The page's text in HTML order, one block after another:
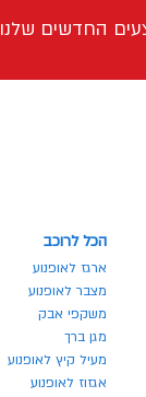
החדשים שלנו
הכל לרוכב
ארגז לאופנוע
מצבר לאופנוע
משקפי אבק
מגן ברך
מעיל קיץ לאופנוע
אגזוז לאופנוע